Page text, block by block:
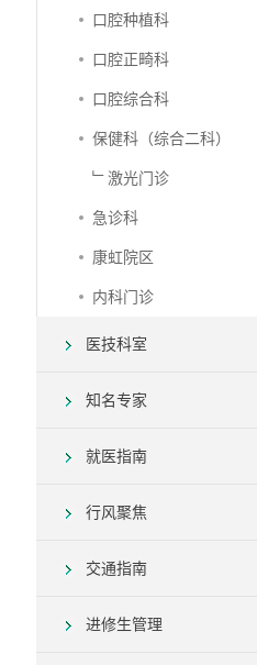
口腔种植科
口腔正畸科
口腔综合科
保健科（综合二科）
﹂激光门诊
急诊科
康虹院区
内科门诊
医技科室
知名专家
就医指南
行风聚焦
交通指南
进修生管理